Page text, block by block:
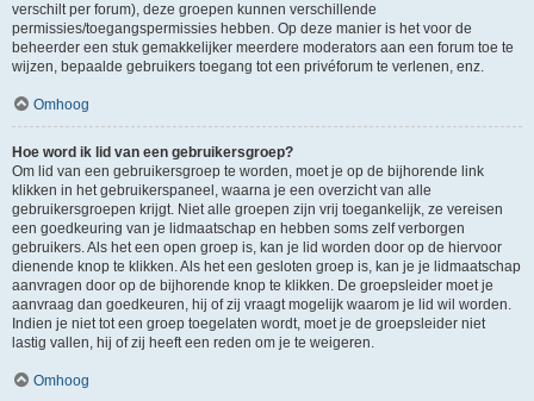
verschilt per forum), deze groepen kunnen verschillende
permissies/toegangspermissies hebben. Op deze manier is het voor de
beheerder een stuk gemakkelijker meerdere moderators aan een forum toe te
wijzen, bepaalde gebruikers toegang tot een privéforum te verlenen, enz.
Omhoog
Hoe word ik lid van een gebruikersgroep?
Om lid van een gebruikersgroep te worden, moet je op de bijhorende link
klikken in het gebruikerspaneel, waarna je een overzicht van alle
gebruikersgroepen krijgt. Niet alle groepen zijn vrij toegankelijk, ze vereisen
een goedkeuring van je lidmaatschap en hebben soms zelf verborgen
gebruikers. Als het een open groep is, kan je lid worden door op de hiervoor
dienende knop te klikken. Als het een gesloten groep is, kan je je lidmaatschap
aanvragen door op de bijhorende knop te klikken. De groepsleider moet je
aanvraag dan goedkeuren, hij of zij vraagt mogelijk waarom je lid wil worden.
Indien je niet tot een groep toegelaten wordt, moet je de groepsleider niet
lastig vallen, hij of zij heeft een reden om je te weigeren.
Omhoog